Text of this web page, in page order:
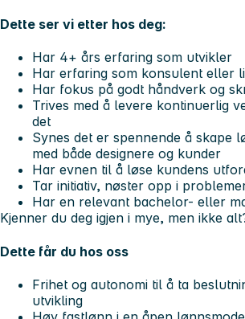
Dette ser vi etter hos deg:
Har 4+ års erfaring som utvikler
Har erfaring som konsulent eller
Har fokus på godt håndverk og
Trives med å levere kontinuerlig
det
Synes det er spennende å skape
med både designere og kunder
Har evnen til å løse kundens
Tar initiativ, nøster opp i
Har en relevant bachelor- eller
Kjenner du deg igjen i mye, men ikke
Dette får du hos oss
Frihet og autonomi til å ta
utvikling